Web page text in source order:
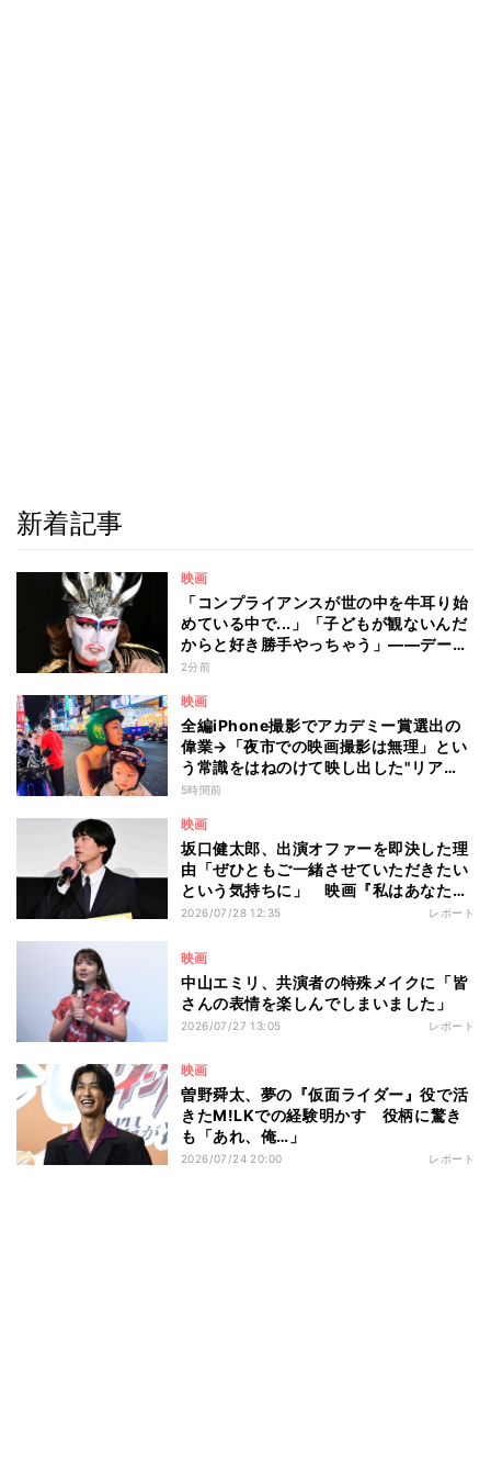
新着記事
映画
「コンプライアンスが世の中を牛耳り始
めている中で...」「子どもが観ないんだ
からと好き勝手やっちゃう」――デーモ
ン閣下が語る映画『レディ・オア・ノッ
2分前
映画
全編iPhone撮影でアカデミー賞選出の
偉業→「夜市での映画撮影は無理」とい
う常識をはねのけて映し出した"リア
ル"とは――ツォウ監督が語る映画『左
5時間前
映画
坂口健太郎、出演オファーを即決した理
由「ぜひともご一緒させていただきたい
という気持ちに」 映画『私はあなたを
知らない、』完成披露舞台挨拶
2026/07/28 12:35 レポート
映画
中山エミリ、共演者の特殊メイクに「皆
さんの表情を楽しんでしまいました」
2026/07/27 13:05 レポート
映画
曽野舜太、夢の『仮面ライダー』役で活
きたM!LKでの経験明かす 役柄に驚き
も「あれ、俺…」
2026/07/24 20:00 レポート